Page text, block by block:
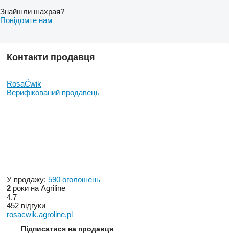
Знайшли шахрая?
Повідомте нам
Контакти продавця
RosaĆwik
Верифікований продавець
У продажу: 590 оголошень
2 роки на Agriline
4.7
452 відгуки
rosacwik.agroline.pl
Підписатися на продавця